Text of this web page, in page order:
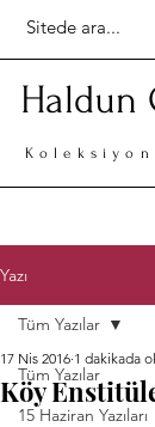
Haldun
Yazı
Tüm Yazılar
15 Haziran Yazıları
Tüm Yazılar
Köy
17 Nis 2016 1 dakikada